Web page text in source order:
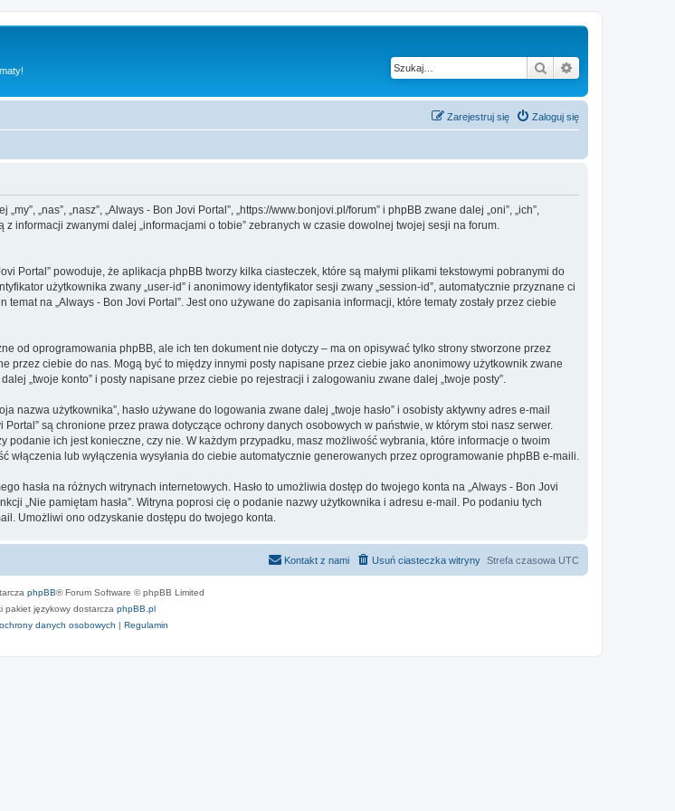
Szukaj
Zaloguj się
Zarejestruj się
„nas”, „nasz”, „Always - Bon Jovi Portal”, „https://www.bonjovi.pl/forum” i phpBB zwane dalej „oni”, „ich”,
z informacji zwanymi dalej „informacjami o tobie” zebranych w czasie dowolnej twojej sesji na forum.
Portal” powoduje, że aplikacja phpBB tworzy kilka ciasteczek, które są małymi plikami tekstowymi pobranymi do
użytkownika zwany „user-id” i anonimowy identyfikator sesji zwany „session-id”, automatycznie przyznane ci
na „Always - Bon Jovi Portal”. Jest ono używane do zapisania informacji, które tematy zostały przez ciebie
od oprogramowania phpBB, ale ich ten dokument nie dotyczy – ma on opisywać tylko strony stworzone przez
przez ciebie do nas. Mogą być to między innymi posty napisane przez ciebie jako anonimowy użytkownik zwane
„twoje konto” i posty napisane przez ciebie po rejestracji i zalogowaniu zwane dalej „twoje posty”.
użytkownika”, hasło używane do logowania zwane dalej „twoje hasło” i osobisty aktywny adres e-mail
są chronione przez prawa dotyczące ochrony danych osobowych w państwie, w którym stoi nasz serwer.
ich jest konieczne, czy nie. W każdym przypadku, masz możliwość wybrania, które informacje o twoim
lub wyłączenia wysyłania do ciebie automatycznie generowanych przez oprogramowanie phpBB e-maili.
hasła na różnych witrynach internetowych. Hasło to umożliwia dostęp do twojego konta na „Always - Bon Jovi
„Nie pamiętam hasła”. Witryna poprosi cię o podanie nazwy użytkownika i adresu e-mail. Po podaniu tych
Umożliwi ono odzyskanie dostępu do twojego konta.
Strefa czasowa UTC
Usuń ciasteczka witryny
Kontakt z nami
phpBB® Forum Software © phpBB Limited
pakiet językowy dostarcza phpBB.pl
danych osobowych | Regulamin